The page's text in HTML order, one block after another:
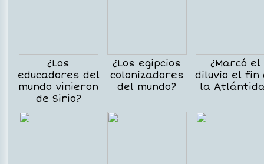
¿Los
educadores del
mundo vinieron
de Sirio?
¿Los egipcios
colonizadores
del mundo?
¿Marcó el
diluvio el fin
la